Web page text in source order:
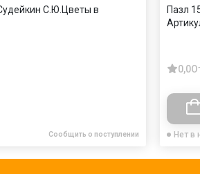
С.Ю.Цветы в
Сообщить о поступлении
Пазл
0,0
Нет в